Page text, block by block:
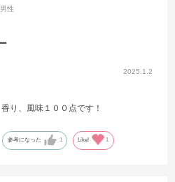
2025.1.2
男性
り、風味１００点です！
参考になった 1 Like! 1